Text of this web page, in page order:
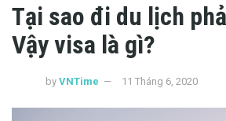
Tại sao đi du lịch
Vậy visa là gì?
by VNTime 11 Tháng 6, 2020